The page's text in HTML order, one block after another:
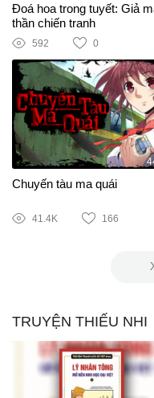
Đoá hoa trong tuyết: Giả
thần chiến tranh
592 0
Chuyến tàu ma quái
41.4K 166
TRUYỆN THIẾU NHI